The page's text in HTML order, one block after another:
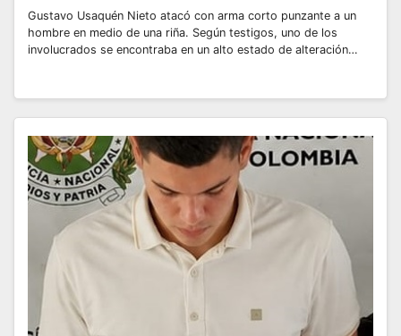
Gustavo Usaquén Nieto atacó con arma corto punzante a un
hombre en medio de una riña. Según testigos, uno de los
involucrados se encontraba en un alto estado de alteración…